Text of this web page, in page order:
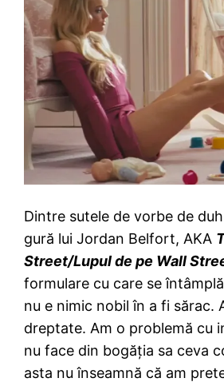
Dintre sutele de vorbe de
gură lui Jordan Belfort, AKA
Street/Lupul de pe Wall
formulare cu care se
nu e nimic nobil în a fi sărac.
dreptate. Am o problemă cu
nu face din bogăţia sa ceva
asta nu înseamnă că am